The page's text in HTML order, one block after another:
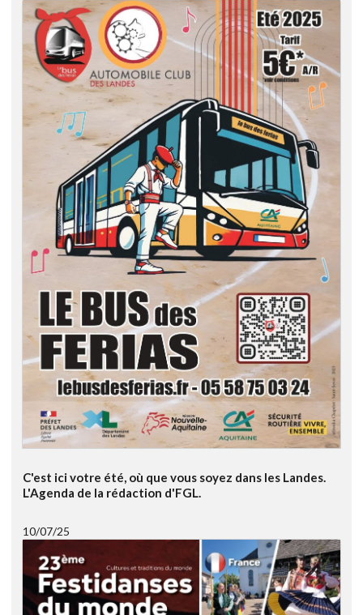
C'est ici votre été, où que vous soyez dans les Landes.
L'Agenda de la rédaction d'FGL.
10/07/25